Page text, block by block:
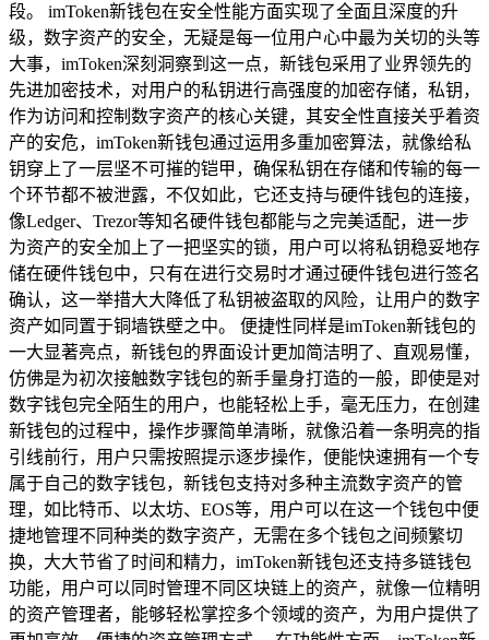
段。 imToken新钱包在安全性能方面实现了全面且深度的升
级，数字资产的安全，无疑是每一位用户心中最为关切的头等
大事，imToken深刻洞察到这一点，新钱包采用了业界领先的
先进加密技术，对用户的私钥进行高强度的加密存储，私钥，
作为访问和控制数字资产的核心关键，其安全性直接关乎着资
产的安危，imToken新钱包通过运用多重加密算法，就像给私
钥穿上了一层坚不可摧的铠甲，确保私钥在存储和传输的每一
个环节都不被泄露，不仅如此，它还支持与硬件钱包的连接，
像Ledger、Trezor等知名硬件钱包都能与之完美适配，进一步
为资产的安全加上了一把坚实的锁，用户可以将私钥稳妥地存
储在硬件钱包中，只有在进行交易时才通过硬件钱包进行签名
确认，这一举措大大降低了私钥被盗取的风险，让用户的数字
资产如同置于铜墙铁壁之中。 便捷性同样是imToken新钱包的
一大显著亮点，新钱包的界面设计更加简洁明了、直观易懂，
仿佛是为初次接触数字钱包的新手量身打造的一般，即使是对
数字钱包完全陌生的用户，也能轻松上手，毫无压力，在创建
新钱包的过程中，操作步骤简单清晰，就像沿着一条明亮的指
引线前行，用户只需按照提示逐步操作，便能快速拥有一个专
属于自己的数字钱包，新钱包支持对多种主流数字资产的管
理，如比特币、以太坊、EOS等，用户可以在这一个钱包中便
捷地管理不同种类的数字资产，无需在多个钱包之间频繁切
换，大大节省了时间和精力，imToken新钱包还支持多链钱包
功能，用户可以同时管理不同区块链上的资产，就像一位精明
的资产管理者，能够轻松掌控多个领域的资产，为用户提供了